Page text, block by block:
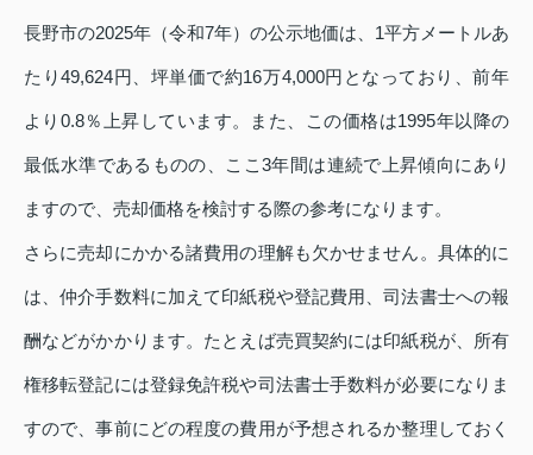
長野市の2025年（令和7年）の公示地価は、1平方メートルあ
たり49,624円、坪単価で約16万4,000円となっており、前年
より0.8％上昇しています。また、この価格は1995年以降の
最低水準であるものの、ここ3年間は連続で上昇傾向にあり
ますので、売却価格を検討する際の参考になります。
さらに売却にかかる諸費用の理解も欠かせません。具体的に
は、仲介手数料に加えて印紙税や登記費用、司法書士への報
酬などがかかります。たとえば売買契約には印紙税が、所有
権移転登記には登録免許税や司法書士手数料が必要になりま
すので、事前にどの程度の費用が予想されるか整理しておく